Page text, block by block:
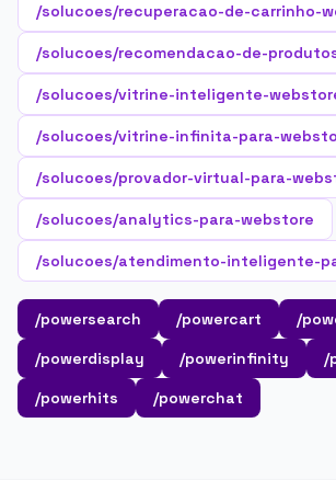
/solucoes/recuperacao-de-carrinho-
/solucoes/recomendacao-de-
/solucoes/vitrine-inteligente-
/solucoes/vitrine-infinita-para-
/solucoes/provador-virtual-para-
/solucoes/analytics-para-webstore
/solucoes/atendimento-inteligente-
/powersearch /powercart
/
/powerdisplay
/powerinfinity
/
/powerhits
/powerchat